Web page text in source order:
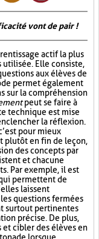
vont de pair !
actif la plus
Elle consiste,
aux élèves de
permet également
sur la compréhension
peut se faire à
technique est mise
la réflexion.
pour mieux
plutôt en fin de leçon,
des concepts par
et chacune
Par exemple, il est
permettent de
laissent
questions fermées
surtout pertinentes
précise. De plus,
et cibler des élèves en